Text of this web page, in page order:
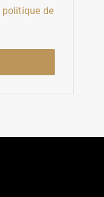
politique de